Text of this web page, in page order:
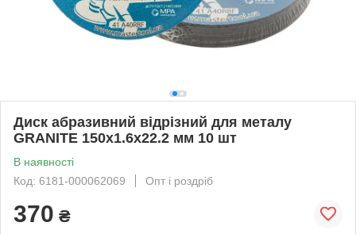
Диск абразивний відрізний для металу
GRANITE 150х1.6х22.2 мм 10 шт
В наявності
Код: 6181-000062069
Опт і роздріб
370 ₴